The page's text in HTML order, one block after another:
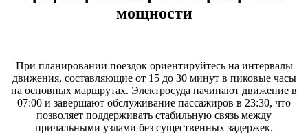
мощности
При планировании поездок ориентируйтесь на интервалы
движения, составляющие от 15 до 30 минут в пиковые часы
на основных маршрутах. Электросуда начинают движение в
07:00 и завершают обслуживание пассажиров в 23:30, что
позволяет поддерживать стабильную связь между
причальными узлами без существенных задержек.